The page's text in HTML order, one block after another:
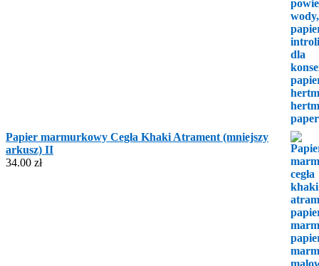
Papier marmurkowy Cegła Khaki Atrament (mniejszy
arkusz) II
34.00 zł